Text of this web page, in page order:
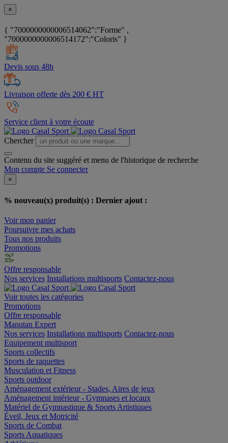
×
{ "7000000000006514062":"Forme" ,
"7000000000006514172":"Coloris" }
Devis sous 48h
Livraison offerte dès 200 € HT
Service client à votre écoute
Chercher
Contenu du site suggéré et menu de l'historique de recherche
Mon compte Se connecter
×
% nouveau(x) produit(s) : Dernier ajout :
Voir mon panier
Poursuivre mes achats
Tous nos produits
Promotions
Offre responsable
Nos services Installations multisports Contactez-nous
Voir toutes les catégories
Promotions
Offre responsable
Manutan Expert
Nos services Installations multisports Contactez-nous
Equipement multisport
Sports collectifs
Sports de raquettes
Musculation et Fitness
Sports outdoor
Aménagement extérieur - Stades, Aires de jeux
Aménagement intérieur - Gymnases et locaux
Matériel de Gymnastique & Sports Artistiques
Éveil, Jeux et Motricité
Sports de Combat
Sports Aquatiques